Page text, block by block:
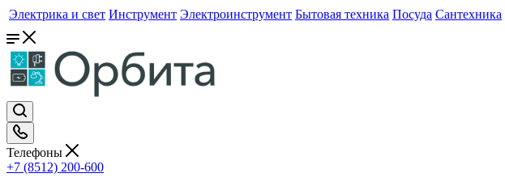
Электрика и свет Инструмент Электроинструмент Бытовая техника Посуда Сантехника
Телефоны
+7 (8512) 200-600